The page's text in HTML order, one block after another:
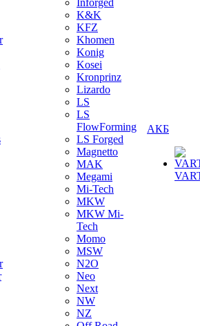
Inforged
K&K
KFZ
Khomen
Konig
Kosei
Kronprinz
Lizardo
LS
LS
FlowForming
LS Forged
Magnetto
MAK
Megami
Mi-Tech
MKW
MKW Mi-
Tech
Momo
MSW
N2O
Neo
Next
NW
NZ
АКБ